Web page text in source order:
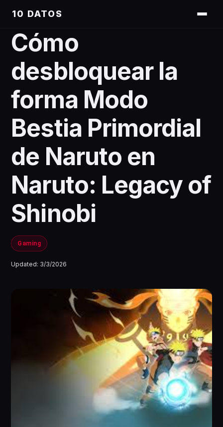
10 DATOS
Cómo
desbloquear la
forma Modo
Bestia Primordial
de Naruto en
Naruto: Legacy of
Shinobi
Gaming
Updated: 3/3/2026